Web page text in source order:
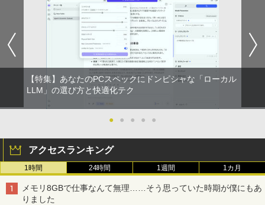
BRUCE WAYNE feat. Flo Milli, ATL Jacob
[Explicit]
￥250
On My Road (Stadium ver.)
On My Road (Stadium ver.)
by Amazon 天然水 ラベルレス 500ml ×24本
富士山の天然水 バナジウム含有 水 ミネラル
ウォーター ペットボトル 静岡県産 500ミリリ
ットル (Smart Basic)
￥1,380
by Amazon 炭酸水 ラベルレス 500ml ×24本
art Basic)
￥1,625
by Amazon 天然水ラベルレス 2L×9本
異世界居酒屋「のぶ」(22) (角川コミックス・
エース)
￥832
ONE PIECE モノクロ版 115 (ジャンプコミッ
クスDIGITAL)
￥594
HUNTER×HUNTER モノクロ版 39 (ジャンプ
コミックスDIGITAL)
タブレットPC Microsoft Surface Pro 5/
7+ 12.3インチ メモリ 8GB SSD256GB
第7世代Core-i5 2.6GHz 2K解像度 2736
x 1824 タッチパネル Office付き/カメラ/
HDMI / Windows 11 Pro 中古タブレット
PC /ノートパソコン 2in1 中古 タブレッ
ト WIFI Bluetooth
￥29,800
古ノートパソコン 第11世代 Core i5 メモ
リ16GB M.2 SSD256GB 13.3インチ フ
ルHD ノングレア Webカメラ 無線LAN
Wi-Fi Bluetooth Windows11 東芝 dyna
日保証 送料無料
ポイント10倍 中古パソコン デスクトッ
プパソコン Windows 11【Office付】
【Windows 11 Pro 64Bit搭載】DELL O
ptiplexシリーズ Core i5搭載/4G/新品SS
D 120GB/DVD-ROM/送料無料【オプショ
ン色々有】
￥24,800
【エントリーでポイント100％還元のチ
ore i3 10110U 16GB DDR4 64GBまで増
設 512GB SSD M.2 2242 最大8TB Wind
ows11 Pro mini pc 4.1GHz WIFI6 BT5.
2 小型PC VESA対応 ミニパソコン 2画面
ップPC
【マラソンセール期間中ポイント5倍】中
古モニター 17インチ スクエア 店長おま
かせ VGA / DVI ケーブル付き サブモニタ
ー 監視用 ケーブル付き 動作確認済み 30
日保証 送料無料
￥2,980
2
【楽天1位！保護レザーケース付き】【タ
ッチ選択】 モバイルモニター 15.6インチ
高画質 デュアルモニター サブモニター
ポータブルモニター ゲーミングモニター
リモートワーク IPS Tpye-C/mini HDMI
pc ミニPC iPhone対応
￥9,999
独身貴族は異世界を謳歌する 〜結婚し
ない男の優雅なおひとりさまライフ〜
（8） 【電子書籍】[ 駒鳥ひわ ]
￥792
異世界魔王と召喚少女の奴隷魔術（30）
￥792
3
ゾンビのあふれた世界で俺だけが襲われ
ない 5 【電子書籍】[ 増田ちひろ ]
【特集】あなたのPCスペックにドンピシャな「ローカル
LLM」の選び方と快適化テク
● ● ● ● ●
アクセスランキング
1時間 24時間 1週間 1カ月
メモリ8GBで仕事なんて無理……そう思っていた時期が僕にもあ
りました